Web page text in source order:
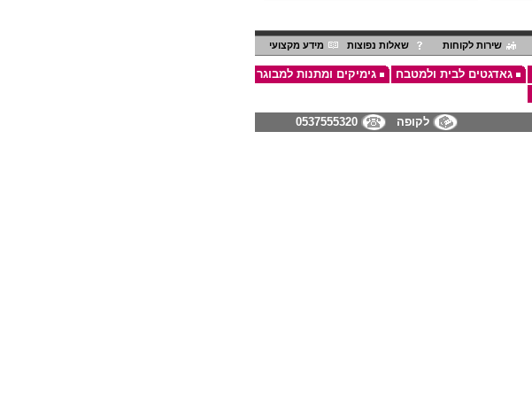
שירות לקוחות שאלות נפוצות מידע מקצועי
גאדגטים לבית ולמטבח
גימיקים ומתנות למבוגר
לקופה 0537555320